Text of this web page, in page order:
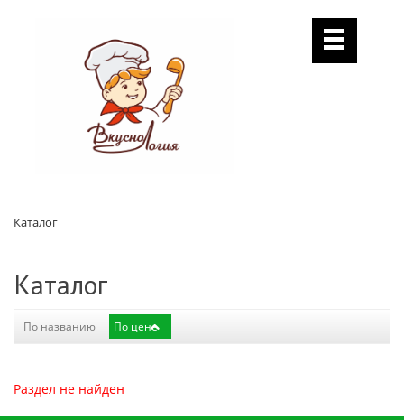
Каталог
Каталог
По названию По цене
Раздел не найден